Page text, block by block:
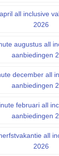
all inclusive
2026
augustus all
aanbiedingen
december all
aanbiedingen
februari all
aanbiedingen
all
2026